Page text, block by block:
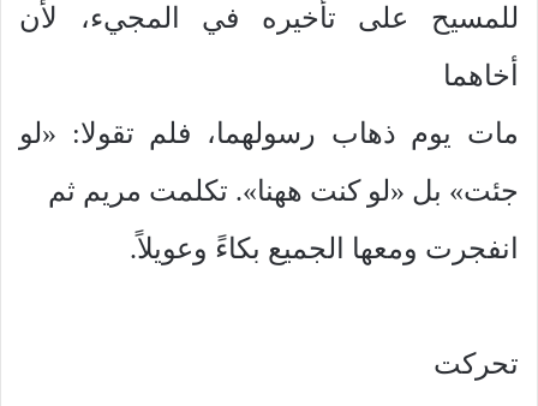
للمسيح على تأخيره في المجيء، لأن
أخاهما
مات يوم ذهاب رسولهما، فلم تقولا: «لو
جئت» بل «لو كنت ههنا». تكلمت مريم ثم
انفجرت ومعها الجميع بكاءً وعويلاً.
تحركت